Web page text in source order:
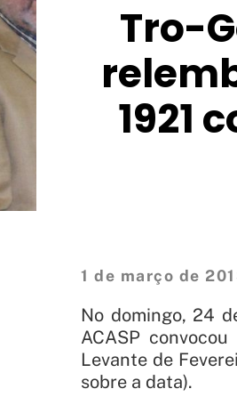
Tro-
1921
1 de março de
No domingo, 24
ACASP
Levante de
sobre a data).